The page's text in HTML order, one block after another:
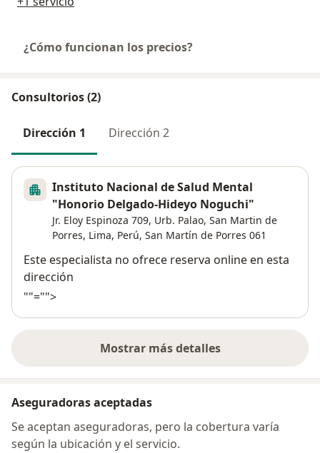
¿Cómo funcionan los precios?
Consultorios (2)
Dirección 1 Dirección 2
Instituto Nacional de Salud Mental
"Honorio Delgado-Hideyo Noguchi"
Jr. Eloy Espinoza 709, Urb. Palao, San Martin de
Porres, Lima, Perú, San Martín de Porres 061
Disponibilidad
Este especialista no ofrece reserva online en esta
dirección
""="">
Mostrar más detalles
sobre la dirección
Aseguradoras aceptadas
Se aceptan aseguradoras, pero la cobertura varía
según la ubicación y el servicio.